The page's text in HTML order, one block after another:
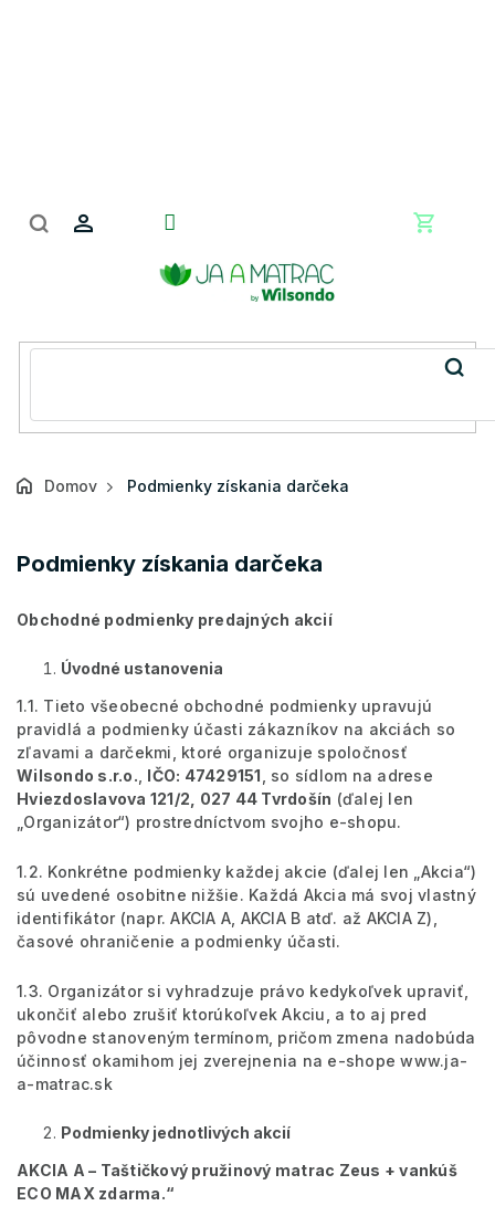
Domov Podmienky získania darčeka
Podmienky získania darčeka
Obchodné podmienky predajných akcií
Úvodné ustanovenia
1.1. Tieto všeobecné obchodné podmienky upravujú
pravidlá a podmienky účasti zákazníkov na akciách so
zľavami a darčekmi, ktoré organizuje spoločnosť
Wilsondo s.r.o. IČO: 47429151 , so sídlom na adrese
Hviezdoslavova 121/2, 027 44 Tvrdošín (ďalej len
„Organizátor“) prostredníctvom svojho e-shopu.
1.2. Konkrétne podmienky každej akcie (ďalej len „Akcia“)
sú uvedené osobitne nižšie. Každá Akcia má svoj vlastný
identifikátor (napr. AKCIA A, AKCIA B atď. až AKCIA Z),
časové ohraničenie a podmienky účasti.
1.3. Organizátor si vyhradzuje právo kedykoľvek upraviť,
ukončiť alebo zrušiť ktorúkoľvek Akciu, a to aj pred
pôvodne stanoveným termínom, pričom zmena nadobúda
účinnosť okamihom jej zverejnenia na e-shope www.ja-
a-matrac.sk
Podmienky jednotlivých akcií
AKCIA A – Taštičkový pružinový matrac Zeus + vankúš
ECO MAX zdarma.“